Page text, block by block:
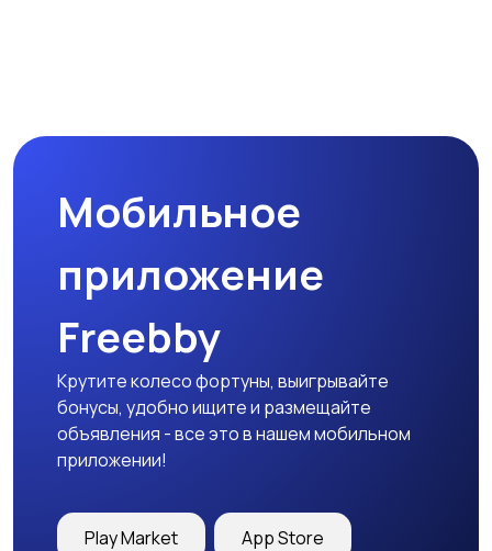
Мобильное
приложение
Freebby
Крутите колесо фортуны, выигрывайте
бонусы, удобно ищите и размещайте
объявления - все это в нашем мобильном
приложении!
Play Market App Store